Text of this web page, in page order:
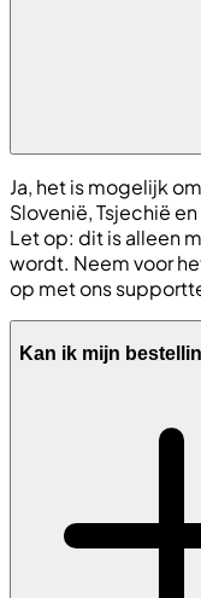
Ja, het is mogelijk
Slovenië, Tsjechië
Let op: dit is alleen
wordt. Neem voor
op met ons
Kan ik mijn